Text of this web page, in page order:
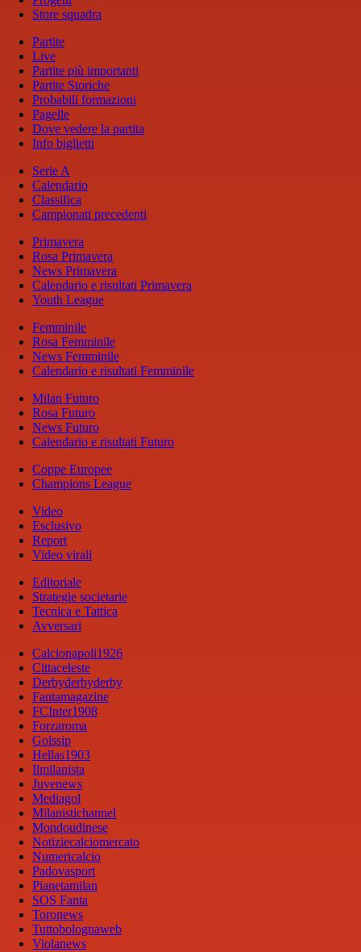
Store squadra
Partite
Live
Partite più importanti
Partite Storiche
Probabili formazioni
Pagelle
Dove vedere la partita
Info biglietti
Serie A
Calendario
Classifica
Campionati precedenti
Primavera
Rosa Primavera
News Primavera
Calendario e risultati Primavera
Youth League
Femminile
Rosa Femminile
News Femminile
Calendario e risultati Femminile
Milan Futuro
Rosa Futuro
News Futuro
Calendario e risultati Futuro
Coppe Europee
Champions League
Video
Esclusivo
Report
Video virali
Editoriale
Strategie societarie
Tecnica e Tattica
Avversari
Calcionapoli1926
Cittaceleste
Derbyderbyderby
Fantamagazine
FCInter1908
Forzaroma
Golssip
Hellas1903
Ilmilanista
Juvenews
Mediagol
Milanistichannel
Mondoudinese
Notiziecalciomercato
Numericalcio
Padovasport
Pianetamilan
SOS Fanta
Toronews
Tuttobolognaweb
Violanews